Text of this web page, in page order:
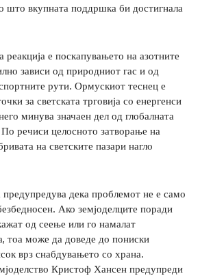
што вкупната поддршка би достигнала
реакција е поскапувањето на азотните
зависи од природниот гас и од
рути. Ормускиот теснец е
за светската трговија со енергенси
минува значаен дел од глобалната
По речиси целосното затворање на
на светските пазари нагло
предупредува дека проблемот не е само
Ако земјоделците поради
од сеење или го намалат
тоа може да доведе до пониски
врз снабдувањето со храна.
Кристоф Хансен предупреди